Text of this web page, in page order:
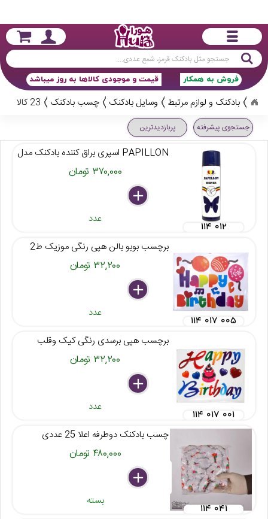
جستجو
قیمت و موجودی کالاها به روز میباشد فروش به همکار
بادکنک و لوازم مرتبط وسایل بادکنک چسب بادکنک 23 کالا
جستجوی پیشرفته پربازدیدترین
PAPILLON اسپری براق کننده بادکنک مدل
۳۷۰,۰۰۰ تومان
delete
remove
add
عدد
۱۱۴ ۰۱۲
برچسب بوبو بالن هپی رنگی موزیک ط2
۳۲,۲۰۰ تومان
delete
remove
add
عدد
۱۱۴ ۰۱۷ ۰۰۵
برچسب هپی برسدی رنگی کیک وقلب
۳۲,۲۰۰ تومان
delete
remove
add
عدد
۱۱۴ ۰۱۷ ۰۰۱
چسب بادکنک دوطرفه اعلا 25 عددی
۴۸۰,۰۰۰ تومان
delete
remove
add
بسته
۱۱۴ ۰۴۱